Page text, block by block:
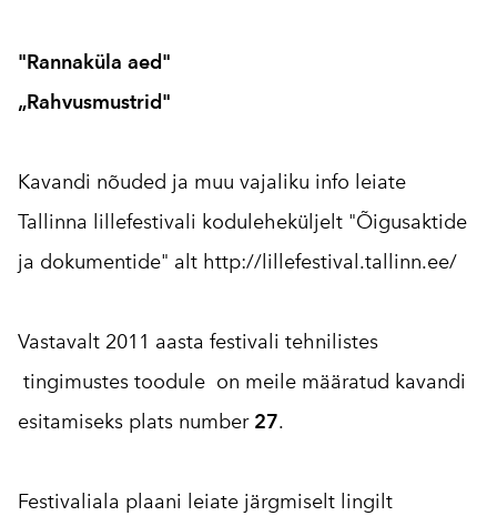
"Rannaküla aed"
„Rahvusmustrid"
Kavandi nõuded ja muu vajaliku info leiate
Tallinna lillefestivali koduleheküljelt "Õigusaktide
ja dokumentide" alt http://lillefestival.tallinn.ee/
Vastavalt 2011 aasta festivali tehnilistes
tingimustes toodule on meile määratud kavandi
esitamiseks plats number 27.
Festivaliala plaani leiate järgmiselt lingilt